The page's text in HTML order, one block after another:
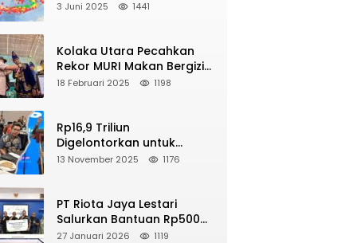
M 5,4 Guncang Buol, Warga Panik
Diri ke Gunung
2025, Berikut Wilayah Yang
3 Juni 2025 1441
Kolaka Utara Pecahkan
Rekor MURI Makan Bergizi
Gratis Dengan Peserta
18 Februari 2025 1198
Rp16,9 Triliun
Digelontorkan untuk
Revitalisasi 16 Ribu Sekolah
13 November 2025 1176
PT Riota Jaya Lestari
Salurkan Bantuan Rp500
Juta, Hadirkan Harapan
27 Januari 2026 1119